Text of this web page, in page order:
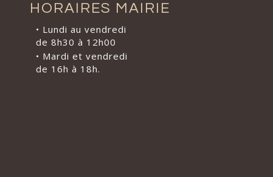
HORAIRES MAIRIE
• Lundi au vendredi
de 8h30 à 12h00
• Mardi et vendredi
de 16h à 18h.